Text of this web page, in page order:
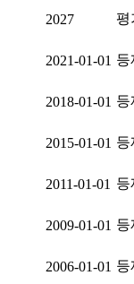
2027 평
2021-01-01 등
2018-01-01 등
2015-01-01 등
2011-01-01 등
2009-01-01 등
2006-01-01 등